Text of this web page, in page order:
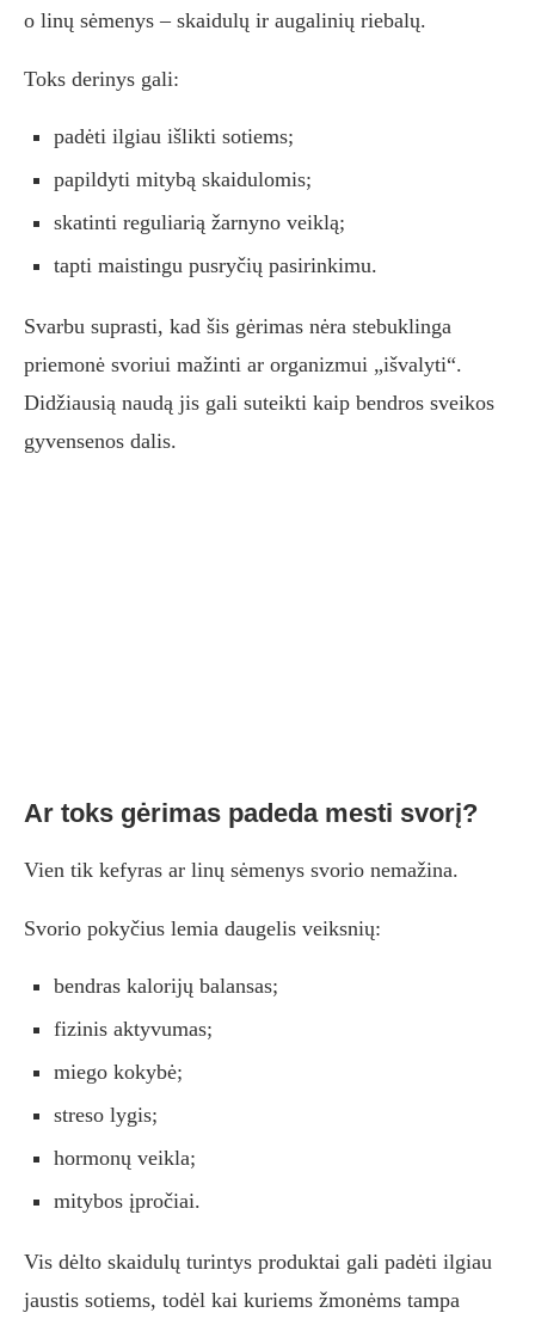
o linų sėmenys – skaidulų ir augalinių riebalų.
Toks derinys gali:
padėti ilgiau išlikti sotiems;
papildyti mitybą skaidulomis;
skatinti reguliarią žarnyno veiklą;
tapti maistingu pusryčių pasirinkimu.
Svarbu suprasti, kad šis gėrimas nėra stebuklinga
priemonė svoriui mažinti ar organizmui „išvalyti“.
Didžiausią naudą jis gali suteikti kaip bendros sveikos
gyvensenos dalis.
Ar toks gėrimas padeda mesti svorį?
Vien tik kefyras ar linų sėmenys svorio nemažina.
Svorio pokyčius lemia daugelis veiksnių:
bendras kalorijų balansas;
fizinis aktyvumas;
miego kokybė;
streso lygis;
hormonų veikla;
mitybos įpročiai.
Vis dėlto skaidulų turintys produktai gali padėti ilgiau
jaustis sotiems, todėl kai kuriems žmonėms tampa